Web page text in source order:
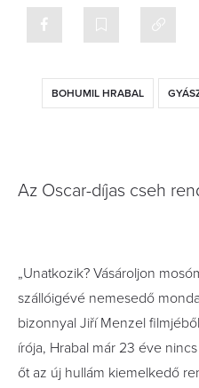
BOHUMIL HRABAL
Az Oscar-díjas cseh
„Unatkozik? Vásároljon
szállóigévé nemesedő
bizonnyal Jiří Menzel
írója, Hrabal már 23 éve
őt az új hullám kiemelkedő